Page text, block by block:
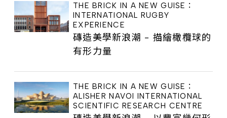
THE BRICK IN A NEW GUISE：
INTERNATIONAL RUGBY
EXPERIENCE
磚造美學新浪潮 - 描繪橄欖球的
有形力量
THE BRICK IN A NEW GUISE：
ALISHER NAVOI INTERNATIONAL
SCIENTIFIC RESEARCH CENTRE